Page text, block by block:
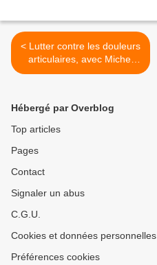
< Lutter contre les douleurs
articulaires, avec Michel
Cymès le 20 février sur
Hébergé par Overblog
Top articles
Pages
Contact
Signaler un abus
C.G.U.
Cookies et données personnelles
Préférences cookies